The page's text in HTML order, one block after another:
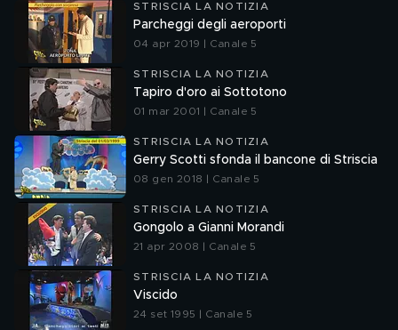
STRISCIA LA NOTIZIA
Parcheggi degli aeroporti
04 apr 2019 | Canale 5
STRISCIA LA NOTIZIA
Tapiro d'oro ai Sottotono
01 mar 2001 | Canale 5
STRISCIA LA NOTIZIA
Gerry Scotti sfonda il bancone di Striscia
08 gen 2018 | Canale 5
STRISCIA LA NOTIZIA
Gongolo a Gianni Morandi
21 apr 2008 | Canale 5
STRISCIA LA NOTIZIA
Viscido
24 set 1995 | Canale 5